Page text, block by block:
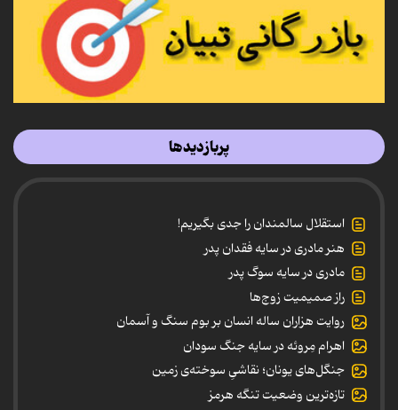
پربازدیدها
استقلال سالمندان را جدی بگیریم!
هنر مادری در سایه‌ فقدان پدر
مادری در سایه سوگ پدر
راز صمیمیت زوج‌ها
روایت هزاران ساله انسان بر بوم سنگ و آسمان
اهرام مِروئه در سایه جنگ سودان
جنگل‌های یونان؛ نقاشیِ سوخته‌ی زمین
تازه‌ترین وضعیت تنگه هرمز